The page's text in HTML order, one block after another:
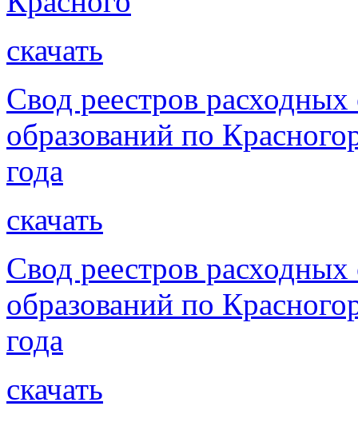
скачать
Свод реестров
образований по
года
скачать
Свод реестров
образований по
года
скачать